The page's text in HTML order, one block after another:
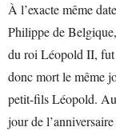
À l’exacte même
Philippe de
du roi Léopold II,
donc mort le même
petit-fils Léopold.
jour de